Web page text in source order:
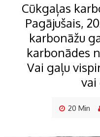
Cūkgaļas
Pagājušais,
karbonāžu
karbonādes
Vai gaļu
vai
20 Min